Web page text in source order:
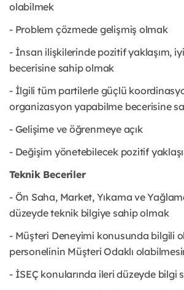
olabilmek
- Problem çözmede gelişmiş olmak
- İnsan ilişkilerinde pozitif yaklaşım,
becerisine sahip olmak
- İlgili tüm partilerle güçlü
organizasyon yapabilme becerisine
- Gelişime ve öğrenmeye açık
- Değişim yönetebilecek pozitif
Teknik Beceriler
- Ön Saha, Market, Yıkama ve
düzeyde teknik bilgiye sahip olmak
- Müşteri Deneyimi konusunda bilgili
personelinin Müşteri Odaklı
- İSEÇ konularında ileri düzeyde bilgi